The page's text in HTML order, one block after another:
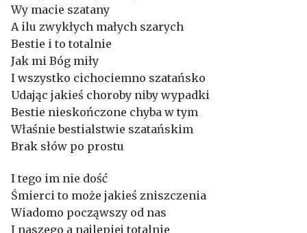
Wy macie szatany
A ilu zwykłych małych szarych
Bestie i to totalnie
Jak mi Bóg miły
I wszystko cichociemno szatańsko
Udając jakieś choroby niby wypadki
Bestie nieskończone chyba w tym
Właśnie bestialstwie szatańskim
Brak słów po prostu
I tego im nie dość
Śmierci to może jakieś zniszczenia
Wiadomo począwszy od nas
I naszego a najlepiej totalnie